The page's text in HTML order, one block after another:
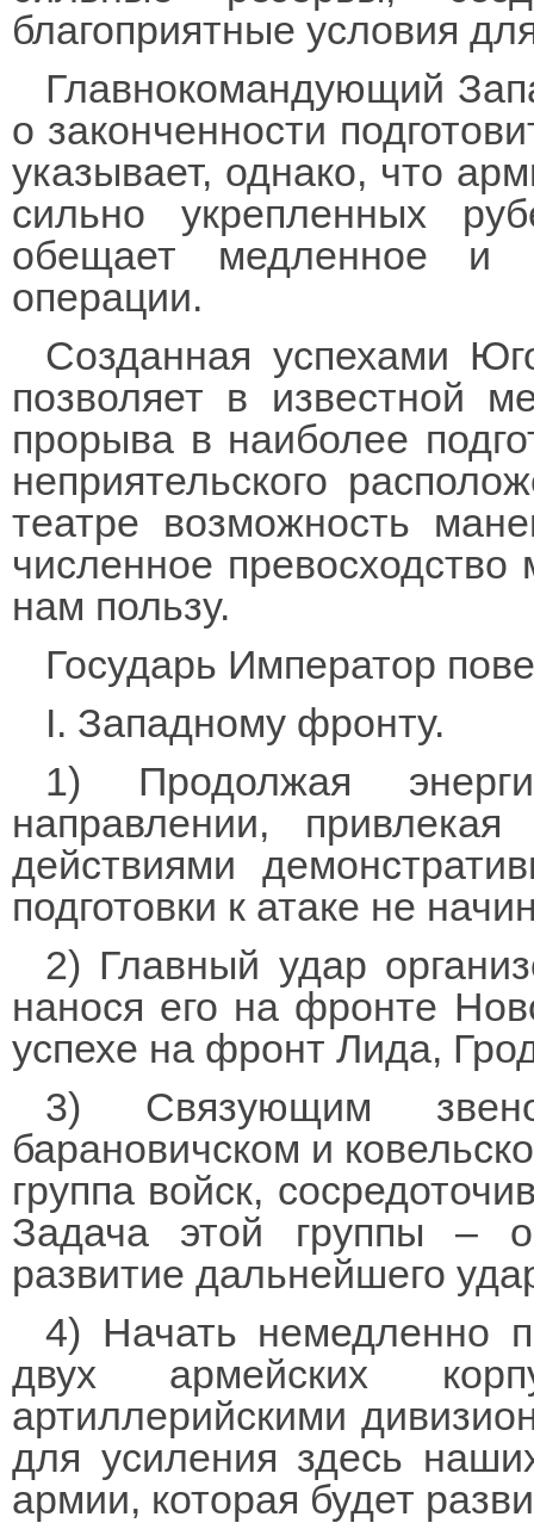
благоприятные условия
Главнокомандующий
о законченности
указывает, однако, что
сильно укрепленных
обещает медленное и
операции.
Созданная успехами
позволяет в известной
прорыва в наиболее
неприятельского
театре возможность
численное
нам пользу.
Государь Император
I. Западному фронту.
1) Продолжая
направлении,
действиями
подготовки к атаке не
2) Главный удар
нанося его на фронте
успехе на фронт Лида,
3) Связующим
барановичском и
группа войск,
Задача этой группы –
развитие дальнейшего
4) Начать немедленно
двух армейских
артиллерийскими
для усиления здесь
армии, которая будет